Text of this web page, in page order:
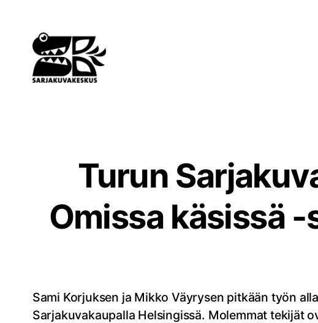
sisältöön
Turun
Omissa käsissä
Sami Korjuksen ja Mikko Väyrysen pitkään työn
Sarjakuvakaupalla Helsingissä. Molemmat tekijät